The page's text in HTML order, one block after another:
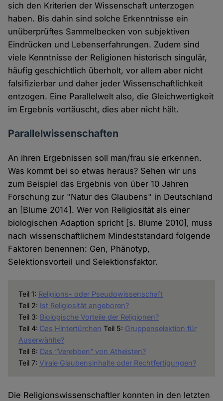
sich den Kriterien der Wissenschaft unterzogen
haben. Bis dahin sind solche Erkenntnisse ein
unüberprüftes Sammelbecken von subjektiven
Eindrücken und Lebenserfahrungen. Zudem sind
viele Kenntnisse der Religionen historisch singulär,
häufig geschichtlich überholt, vor allem aber nicht
falsifizierbar und daher jeder Wissenschaftlichkeit
entzogen. Eine Parallelwelt also, die Gleichwertigkeit
im Ergebnis vortäuscht, dies aber nicht hält.
Parallelwissenschaften
An ihren Ergebnissen soll man/frau sie erkennen.
Was kommt bei so etwas heraus? Sehen wir uns
zum Beispiel das Ergebnis von über 10 Jahren
Forschung zur "Natur des Glaubens" in Deutschland
an [Blume 2014]. Wer von Religiosität als einer
biologischen Adaption spricht [s. Blume 2010], muss
nach wissenschaftlichem Mindeststandard folgende
Faktoren benennen: Gen, Phänotyp,
Selektionsvorteil und Selektionsfaktor.
Teil 1: Religions- oder Pseudowissenschaft
Teil 2: Ist Religiosität angeboren?
Teil 3: Biologische Vorteile der Religionen?
Teil 4: Das Hintertürchen Teil 5: Gruppenselektion für
Auserwählte?
Teil 6: Das “Verebben” von Atheisten?
Teil 7: Virale Glaubensinhalte oder Rechtfertigungen?
Die Religionswissenschaftler konnten in den letzten